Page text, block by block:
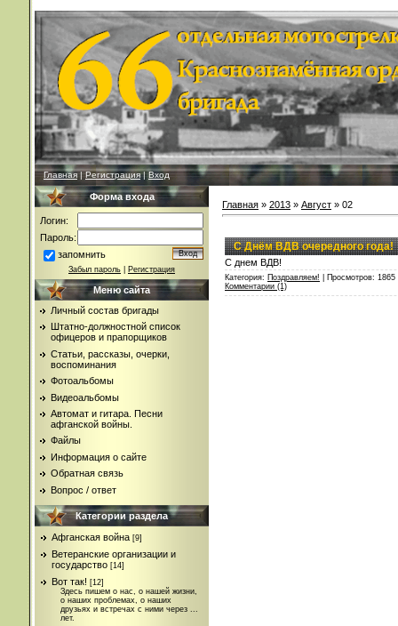
Главная|Регистрация|Вход
Форма входа
Логин:
Пароль:
запомнить
Забыл пароль Регистрация
Меню сайта
Личный состав бригады
Штатно-должностной список
офицеров и прапорщиков
Статьи, рассказы, очерки,
воспоминания
Фотоальбомы
Видеоальбомы
Автомат и гитара. Песни
афганской войны.
Файлы
Информация о сайте
Обратная связь
Вопрос / ответ
Категории раздела
Афганская война [9]
Ветеранские организации и
государство [14]
Вот так! [12]
Здесь пишем о нас, о нашей жизни,
о наших проблемах, о наших
друзьях и встречах с ними через ...
лет.
Главная » 2013 » Август » 02
C Днём ВДВ очередного года!
С днем ВДВ!
Категория: Поздравляем! | Просмотров:
Комментарии (1)